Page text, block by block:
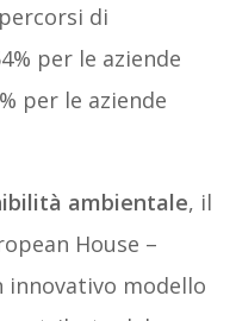
di
per le aziende
per le aziende
ambientale, il
House –
modello